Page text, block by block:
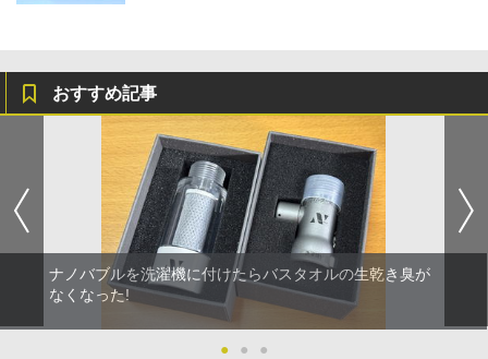
おすすめ記事
ナノバブルを洗濯機に付けたらバスタオルの生乾き臭が
なくなった!
● ● ●